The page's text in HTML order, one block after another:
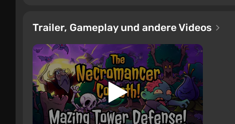
Trailer, Gameplay und andere Videos